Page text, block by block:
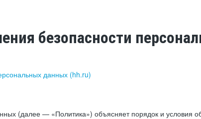
безопасности
данных (hh.ru)
(далее — «Политика») объясняет порядок и условия